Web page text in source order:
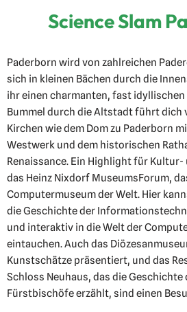
Science Slam
Paderborn wird von zahlreichen
sich in kleinen Bächen durch die
ihr einen charmanten, fast idyllischen
Bummel durch die Altstadt führt dich
Kirchen wie dem Dom zu Paderborn
Westwerk und dem historischen
Renaissance. Ein Highlight für
das Heinz Nixdorf MuseumsForum,
Computermuseum der Welt. Hier
die Geschichte der
und interaktiv in die Welt der
eintauchen. Auch das
Kunstschätze präsentiert, und das
Schloss Neuhaus, das die Geschichte
Fürstbischöfe erzählt, sind einen